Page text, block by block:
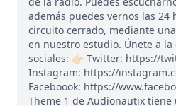
además puedes vernos las 24
circuito cerrado, mediante
en nuestro estudio. Únete a la
sociales: 👉🏻 Twitter: https://
Instagram: https://
Faceboook: https://
Theme 1 de Audionautix